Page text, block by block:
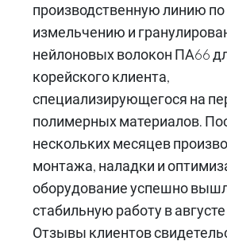
производственную линию по
измельчению и
нейлоновых волокон ПА66
корейского клиента,
специализирующегося на
полимерных материалов.
нескольких месяцев
монтажа, наладки и
оборудование успешно
стабильную работу в
Отзывы клиентов